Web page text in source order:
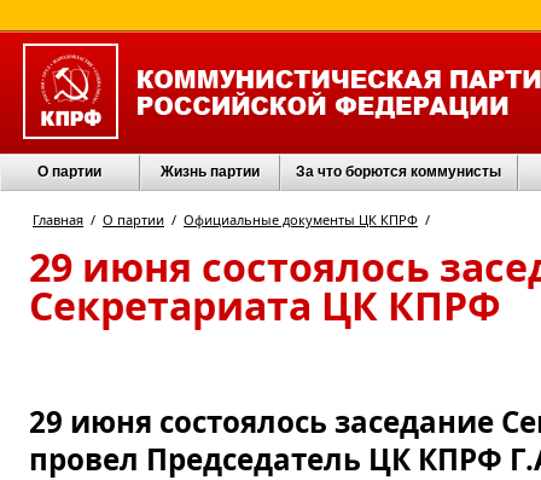
О партии Жизнь партии За что борются коммунисты
Главная / О партии / Официальные документы ЦК КПРФ /
29 июня состоялось
Секретариата ЦК КПРФ
29 июня состоялось заседание
провел Председатель ЦК КПРФ